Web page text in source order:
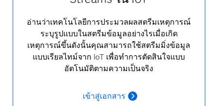
อ่านว่าเทคโนโลยีการประมวลผลสตรีมเหตุการณ์
ระบุรูปแบบในสตรีมข้อมูลอย่างไรเมื่อเกิด
เหตุการณ์ขึ้นดังนั้นคุณสามารถใช้สตรีมมิ่งข้อมูล
แบบเรียลไทม์จาก IoT เพื่อทำการตัดสินใจแบบ
อัตโนมัติตามความเป็นจริง
เข้าสู่เอกสาร